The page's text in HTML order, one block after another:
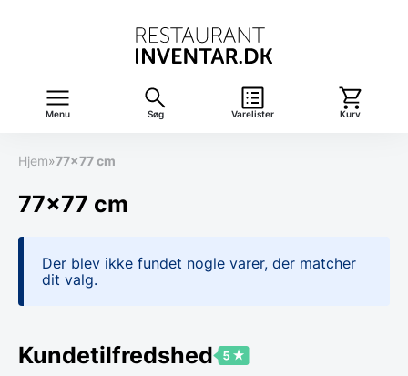
Menu Søg Varelister Kurv
Hjem»77x77 cm
77x77 cm
Der blev ikke fundet nogle varer, der matcher
dit valg.
Kundetilfredshed